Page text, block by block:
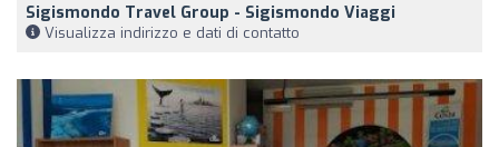
Sigismondo Travel Group - Sigismondo Viaggi
Visualizza indirizzo e dati di contatto